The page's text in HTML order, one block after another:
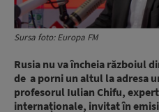
Sursa foto: Europa FM
Rusia nu va încheia războiul
de a porni un altul la adresa
profesorul Iulian Chifu,
internaționale, invitat în